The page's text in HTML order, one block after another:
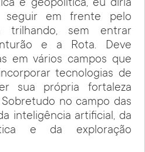
e geopolítica, eu diria
em frente pelo
trilhando, sem entrar
e a Rota. Deve
em vários campos que
tecnologias de
sua própria fortaleza
no campo das
inteligência artificial, da
e da exploração